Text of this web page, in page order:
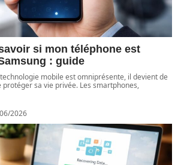
si mon téléphone est
: guide
mobile est omniprésente, il devient de
protéger sa vie privée. Les smartphones,
2026